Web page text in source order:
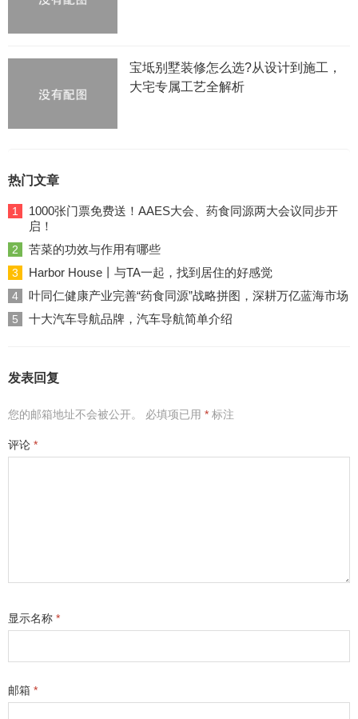
宝坻别墅装修怎么选?从设计到施工，
大宅专属工艺全解析
热门文章
1
1000张门票免费送！AAES大会、药食同源两大会议同步开
启！
2 苦菜的功效与作用有哪些
3 Harbor House丨与TA一起，找到居住的好感觉
4 叶同仁健康产业完善“药食同源”战略拼图，深耕万亿蓝海市场
5 十大汽车导航品牌，汽车导航简单介绍
发表回复
您的邮箱地址不会被公开。 必填项已用 * 标注
评论 *
显示名称 *
邮箱 *